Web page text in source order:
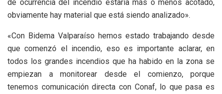
de ocurrencia del incendio estaría más o menos acotado,
obviamente hay material que está siendo analizado».
«Con Bidema Valparaíso hemos estado trabajando desde
que comenzó el incendio, eso es importante aclarar, en
todos los grandes incendios que ha habido en la zona se
empiezan a monitorear desde el comienzo, porque
tenemos comunicación directa con Conaf, lo que pasa es